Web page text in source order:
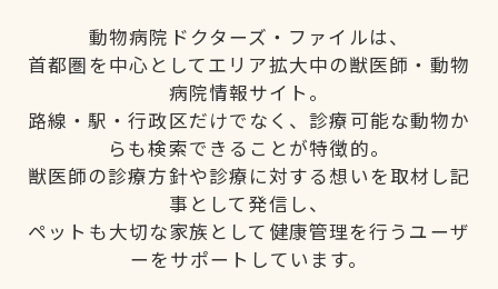
動物病院ドクターズ・ファイルは、
首都圏を中心としてエリア拡大中の獣医師・動物
病院情報サイト。
路線・駅・行政区だけでなく、診療可能な動物か
らも検索できることが特徴的。
獣医師の診療方針や診療に対する想いを取材し記
事として発信し、
ペットも大切な家族として健康管理を行うユーザ
ーをサポートしています。